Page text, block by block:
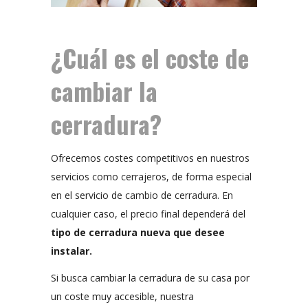
¿Cuál es el coste de
cambiar la
cerradura?
Ofrecemos costes competitivos en nuestros
servicios como cerrajeros, de forma especial
en el servicio de cambio de cerradura. En
cualquier caso, el precio final dependerá del
tipo de cerradura nueva que desee
instalar.
Si busca cambiar la cerradura de su casa por
un coste muy accesible, nuestra